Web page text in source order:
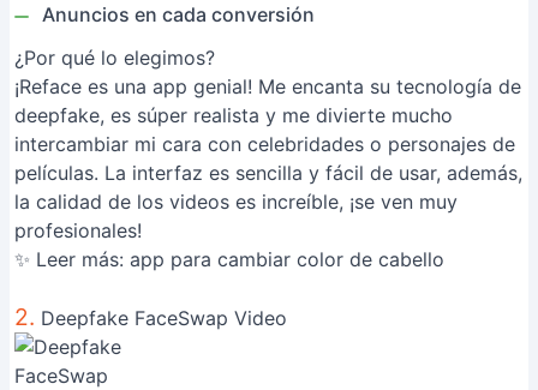
Anuncios en cada conversión
¿Por qué lo elegimos?
¡Reface es una app genial! Me encanta su tecnología de
deepfake, es súper realista y me divierte mucho
intercambiar mi cara con celebridades o personajes de
películas. La interfaz es sencilla y fácil de usar, además,
la calidad de los videos es increíble, ¡se ven muy
profesionales!
✨ Leer más: app para cambiar color de cabello
2. Deepfake FaceSwap Video